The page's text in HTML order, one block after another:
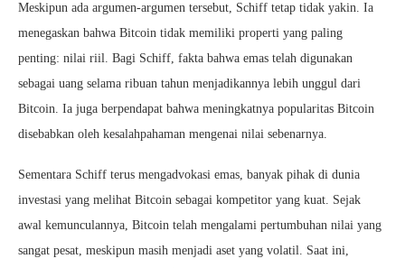
Meskipun ada argumen-argumen tersebut, Schiff tetap tidak yakin. Ia
menegaskan bahwa Bitcoin tidak memiliki properti yang paling
penting: nilai riil. Bagi Schiff, fakta bahwa emas telah digunakan
sebagai uang selama ribuan tahun menjadikannya lebih unggul dari
Bitcoin. Ia juga berpendapat bahwa meningkatnya popularitas Bitcoin
disebabkan oleh kesalahpahaman mengenai nilai sebenarnya.
Sementara Schiff terus mengadvokasi emas, banyak pihak di dunia
investasi yang melihat Bitcoin sebagai kompetitor yang kuat. Sejak
awal kemunculannya, Bitcoin telah mengalami pertumbuhan nilai yang
sangat pesat, meskipun masih menjadi aset yang volatil. Saat ini,